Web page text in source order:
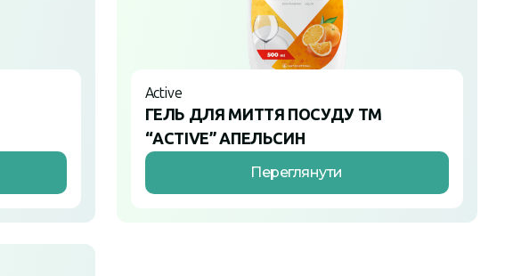
Active
ГЕЛЬ ДЛЯ МИТТЯ ПОСУДУ ТМ
“ACTIVE” АПЕЛЬСИН
Переглянути